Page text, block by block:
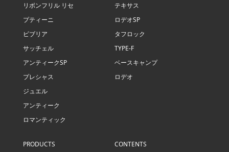
リボンフリル リセ
プティーニ
ビブリア
サッチェル
アンティークSP
プレシャス
ジュエル
アンティーク
ロマンティック
テキサス
ロデオSP
タフロック
TYPE-F
ベースキャンプ
ロデオ
PRODUCTS
CONTENTS